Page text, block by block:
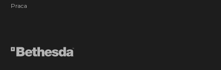
Praca